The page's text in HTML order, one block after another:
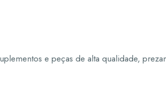
e peças de alta qualidade,